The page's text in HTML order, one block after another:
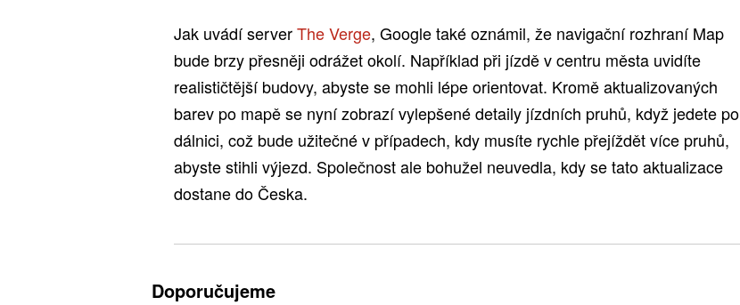
Jak uvádí serverThe Verge, Google také oznámil, že navigační rozhraní Map
bude brzy přesněji odrážet okolí. Například při jízdě v centru města uvidíte
realističtější budovy, abyste se mohli lépe orientovat. Kromě aktualizovaných
barev po mapě se nyní zobrazí vylepšené detaily jízdních pruhů, když jedete po
dálnici, což bude užitečné v případech, kdy musíte rychle přejíždět více pruhů,
abyste stihli výjezd. Společnost ale bohužel neuvedla, kdy se tato aktualizace
dostane do Česka.
Doporučujeme